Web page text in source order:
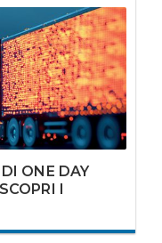
ONE DAY
I